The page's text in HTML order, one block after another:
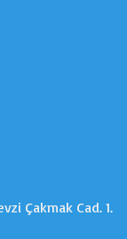
Çakmak Cad. 1.